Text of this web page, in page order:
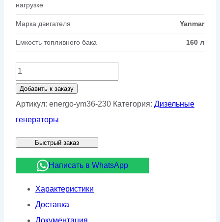
нагрузке
Марка двигателя Yanmar
Емкость топливного бака 160 л
Количество
товара
Дизельный
генератор
YM36/230
Добавить к заказу
Артикул: energo-ym36-230 Категория: Дизельные
генераторы
Быстрый заказ
Написать в WhatsApp
Характеристики
Доставка
Документация